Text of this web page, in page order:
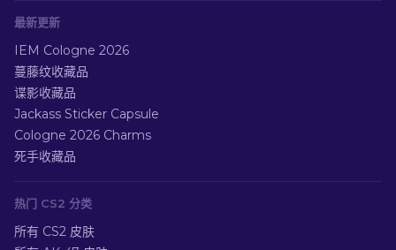
最新更新
IEM Cologne 2026
蔓藤纹收藏品
谍影收藏品
Jackass Sticker Capsule
Cologne 2026 Charms
死手收藏品
热门 CS2 分类
所有 CS2 皮肤